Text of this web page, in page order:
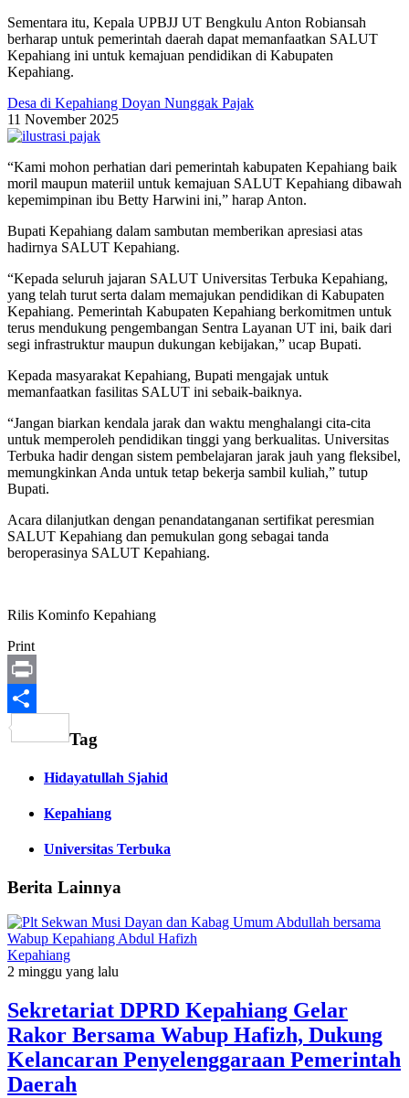
Sementara itu, Kepala UPBJJ UT Bengkulu Anton Robiansah
berharap untuk pemerintah daerah dapat memanfaatkan SALUT
Kepahiang ini untuk kemajuan pendidikan di Kabupaten
Kepahiang.
Desa di Kepahiang Doyan Nunggak Pajak
11 November 2025
“Kami mohon perhatian dari pemerintah kabupaten Kepahiang baik
moril maupun materiil untuk kemajuan SALUT Kepahiang dibawah
kepemimpinan ibu Betty Harwini ini,” harap Anton.
Bupati Kepahiang dalam sambutan memberikan apresiasi atas
hadirnya SALUT Kepahiang.
“Kepada seluruh jajaran SALUT Universitas Terbuka Kepahiang,
yang telah turut serta dalam memajukan pendidikan di Kabupaten
Kepahiang. Pemerintah Kabupaten Kepahiang berkomitmen untuk
terus mendukung pengembangan Sentra Layanan UT ini, baik dari
segi infrastruktur maupun dukungan kebijakan,” ucap Bupati.
Kepada masyarakat Kepahiang, Bupati mengajak untuk
memanfaatkan fasilitas SALUT ini sebaik-baiknya.
“Jangan biarkan kendala jarak dan waktu menghalangi cita-cita
untuk memperoleh pendidikan tinggi yang berkualitas. Universitas
Terbuka hadir dengan sistem pembelajaran jarak jauh yang fleksibel,
memungkinkan Anda untuk tetap bekerja sambil kuliah,” tutup
Bupati.
Acara dilanjutkan dengan penandatanganan sertifikat peresmian
SALUT Kepahiang dan pemukulan gong sebagai tanda
beroperasinya SALUT Kepahiang.
Rilis Kominfo Kepahiang
Print
Print
Tag
Hidayatullah Sjahid
Kepahiang
Universitas Terbuka
Berita Lainnya
Kepahiang
2 minggu yang lalu
Sekretariat DPRD Kepahiang Gelar
Rakor Bersama Wabup Hafizh, Dukung
Kelancaran Penyelenggaraan Pemerintah
Daerah